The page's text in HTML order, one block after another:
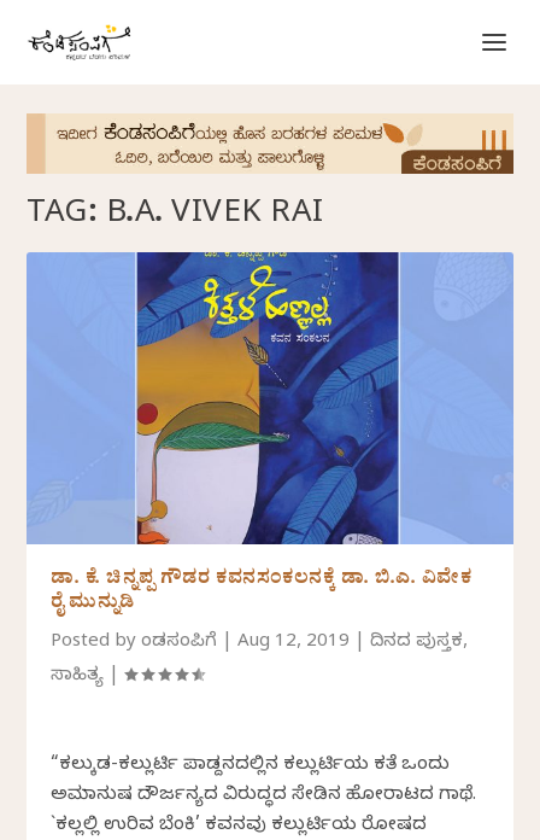
TAG: B.A. VIVEK RAI
ಡಾ. ಕೆ. ಚಿನ್ನಪ್ಪ ಗೌಡರ ಕವನಸಂಕಲನಕ್ಕೆ ಡಾ. ಬಿ.ಎ. ವಿವೇಕ
ರೈ ಮುನ್ನುಡಿ
Posted byಕೆಂಡಸಂಪಿಗೆ |Aug 12, 2019 |ದಿನದ ಪುಸ್ತಕ,
ಸಾಹಿತ್ಯ |
“ಕಲ್ಕುಡ-ಕಲ್ಲುರ್ಟಿ ಪಾಡ್ದನದಲ್ಲಿನ ಕಲ್ಲುರ್ಟಿಯ ಕತೆ ಒಂದು
ಅಮಾನುಷ ದೌರ್ಜನ್ಯದ ವಿರುದ್ಧದ ಸೇಡಿನ ಹೋರಾಟದ ಗಾಥೆ.
`ಕಲ್ಲಲ್ಲಿ ಉರಿವ ಬೆಂಕಿ’ ಕವನವು ಕಲ್ಲುರ್ಟಿಯ ರೋಷದ